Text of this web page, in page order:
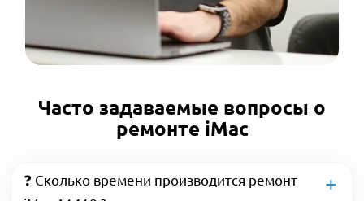
Часто задаваемые вопросы о
ремонте iMac
❓ Сколько времени производится ремонт